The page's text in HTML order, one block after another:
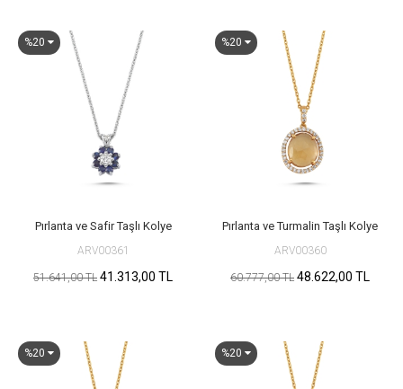
%20
Pırlanta ve Safir Taşlı Kolye
ARV00361
51.641,00 TL 41.313,00 TL
%20
Pırlanta ve Turmalin Taşlı Kolye
ARV00360
60.777,00 TL 48.622,00 TL
%20 %20